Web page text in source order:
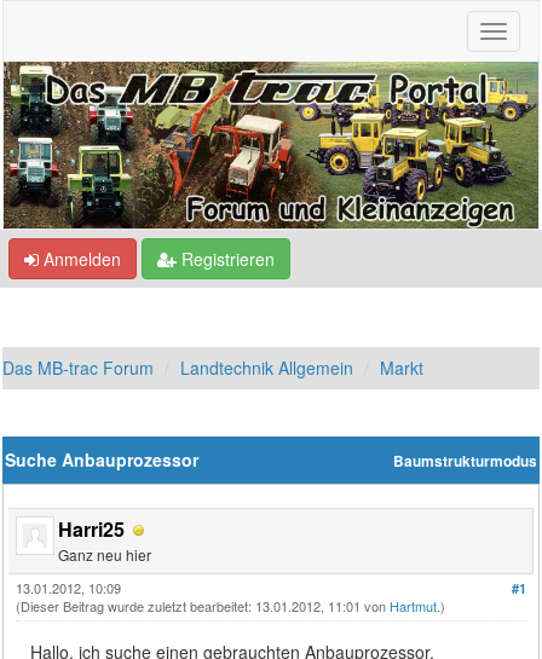
Anmelden Registrieren
Das MB-trac Forum Landtechnik Allgemein Markt
Baumstrukturmodus
Suche Anbauprozessor
Harri25
Ganz neu hier
#1
13.01.2012, 10:09
(Dieser Beitrag wurde zuletzt bearbeitet: 13.01.2012, 11:01 von Hartmut.)
Hallo, ich suche einen gebrauchten Anbauprozessor,